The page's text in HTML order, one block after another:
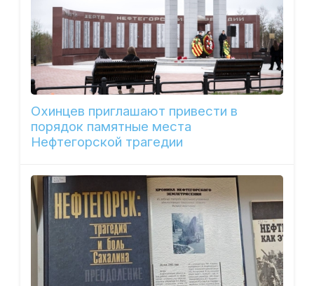
Охинцев приглашают привести в
порядок памятные места
Нефтегорской трагедии